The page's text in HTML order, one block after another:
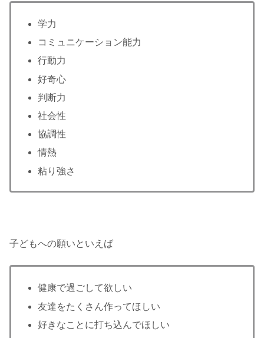
学力
コミュニケーション能力
行動力
好奇心
判断力
社会性
協調性
情熱
粘り強さ
子どもへの願いといえば
健康で過ごして欲しい
友達をたくさん作ってほしい
好きなことに打ち込んでほしい